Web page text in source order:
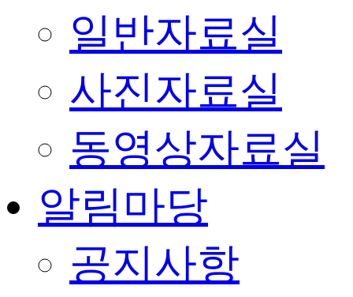
일반자료실
사진자료실
동영상자료실
알림마당
공지사항